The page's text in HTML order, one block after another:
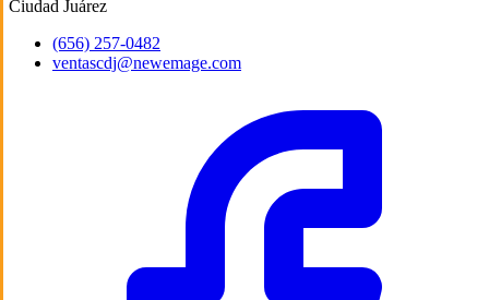
Ciudad Juárez
(656) 257-0482
ventascdj@newemage.com